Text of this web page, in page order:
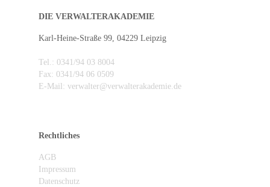
DIE VERWALTERAKADEMIE
Karl-Heine-Straße 99, 04229 Leipzig
Tel.: 0341/94 03 8004
Fax: 0341/94 06 0509
E-Mail: verwalter@verwalterakademie.de
Rechtliches
AGB
Impressum
Datenschutz